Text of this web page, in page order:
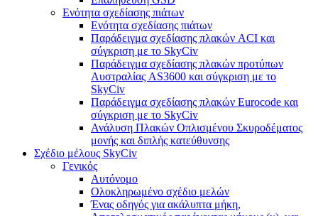
Ενότητα σχεδίασης πιάτων
Ενότητα σχεδίασης πιάτων
Παράδειγμα σχεδίασης πλακών ACI και
σύγκριση με το SkyCiv
Παράδειγμα σχεδίασης πλακών προτύπων
Αυστραλίας AS3600 και σύγκριση με το
SkyCiv
Παράδειγμα σχεδίασης πλακών Eurocode και
σύγκριση με το SkyCiv
Ανάλυση Πλακών Οπλισμένου Σκυροδέματος
μονής και διπλής κατεύθυνσης
Σχέδιο μέλους SkyCiv
Γενικός
Αυτόνομο
Ολοκληρωμένο σχέδιο μελών
Ένας οδηγός για ακάλυπτα μήκη,